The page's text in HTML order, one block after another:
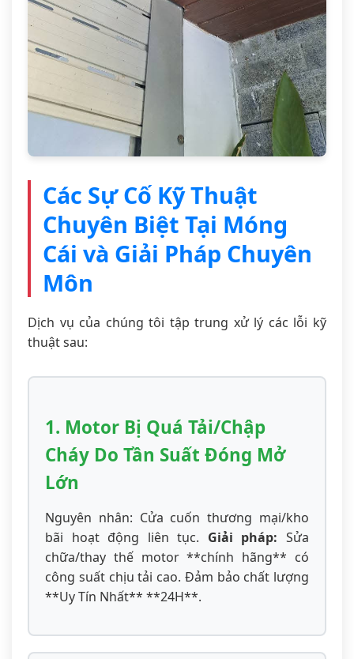
Các Sự Cố Kỹ Thuật
Chuyên Biệt Tại Móng
Cái và Giải Pháp Chuyên
Môn
Dịch vụ của chúng tôi tập trung xử lý các lỗi kỹ
thuật sau:
1. Motor Bị Quá Tải/Chập
Cháy Do Tần Suất Đóng Mở
Lớn
Nguyên nhân: Cửa cuốn thương mại/kho
bãi hoạt động liên tục. Giải pháp: Sửa
chữa/thay thế motor **chính hãng** có
công suất chịu tải cao. Đảm bảo chất lượng
**Uy Tín Nhất** **24H**.